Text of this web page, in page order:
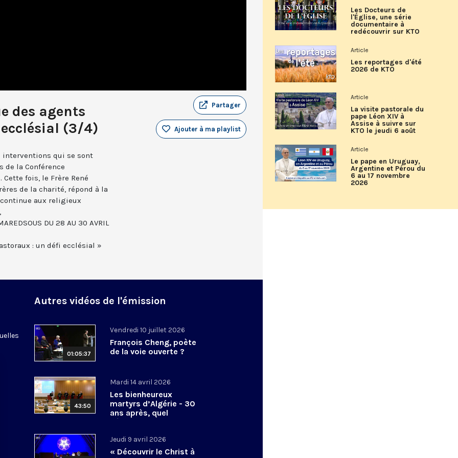
des agents
(3/4)
Partager
Ajouter à ma playlist
interventions qui se sont
de la Conférence
fois, le Frère René
de la charité, répond à la
aux religieux
DU 28 AU 30 AVRIL
: un défi ecclésial »
Autres vidéos de l'émission
01:05:37
Vendredi 10 juillet 2026
François Cheng, poète
de la voie ouverte ?
43:50
Mardi 14 avril 2026
Les bienheureux
martyrs d’Algérie - 30
ans après, quel
héritage spirituel?
Jeudi 9 avril 2026
« Découvrir le Christ à
Les Docteurs de
l'Église, une série
documentaire à
redécouvrir sur KTO
Article
Les reportages d'été
2026 de KTO
Article
La visite pastorale du
pape Léon XIV à
Assise à suivre sur
KTO le jeudi 6 août
Article
Le pape en Uruguay,
Argentine et Pérou du
6 au 17 novembre
2026